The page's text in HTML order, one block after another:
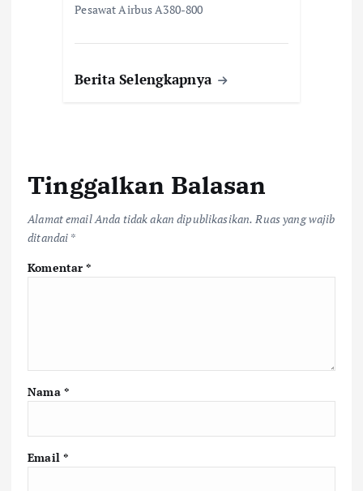
Pesawat Airbus A380-800
Berita Selengkapnya
Tinggalkan Balasan
Alamat email Anda tidak akan dipublikasikan. Ruas yang wajib
ditandai *
Komentar*
Nama *
Email *